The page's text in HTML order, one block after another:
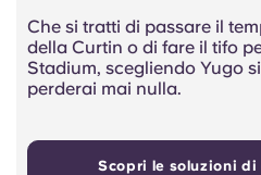
Che si tratti di passare il
della Curtin o di fare il tifo
Stadium, scegliendo Yugo
perderai mai nulla.
Scopri le soluzioni